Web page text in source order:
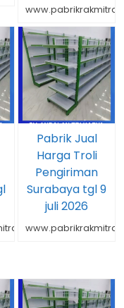
Pabrik Jual
Harga Troli
Pengiriman
Surabaya tgl 9
juli 2026